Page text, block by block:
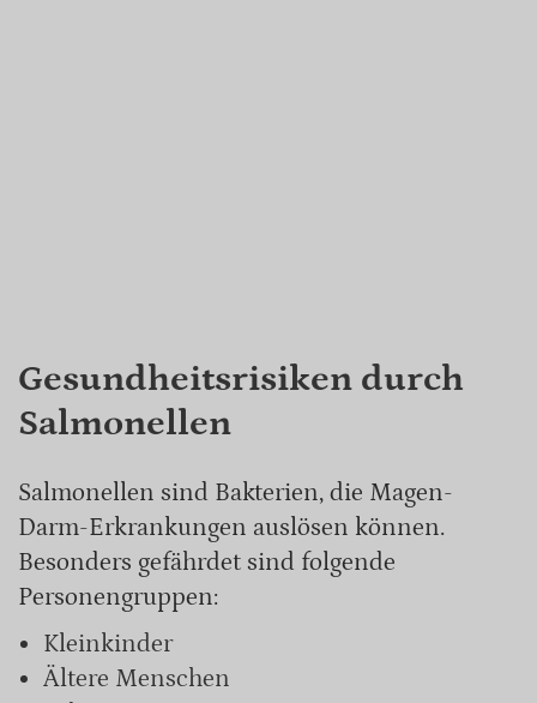
Gesundheitsrisiken durch
Salmonellen
Salmonellen sind Bakterien, die Magen-
Darm-Erkrankungen auslösen können.
Besonders gefährdet sind folgende
Personengruppen:
Kleinkinder
Ältere Menschen